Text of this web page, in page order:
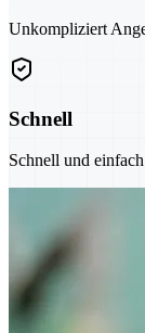
Unkompliziert
Schnell
Schnell und